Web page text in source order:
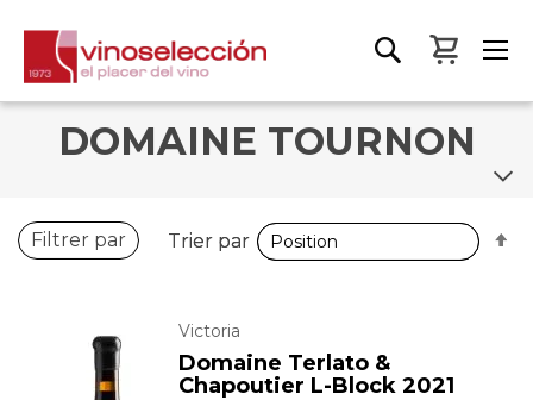
Mon
DOMAINE TOURNON
Victoria
Domaine Terlato &
Chapoutier L-Block 2021
Filtrer par Trier par
Trier par